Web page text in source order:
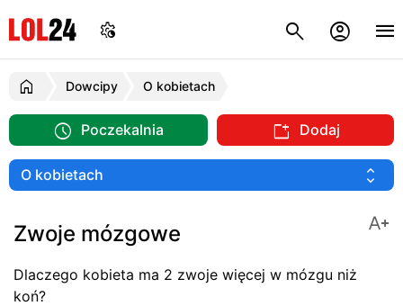
Dowcipy O kobietach
Poczekalnia Dodaj
Zwoje mózgowe
Dlaczego kobieta ma 2 zwoje więcej w mózgu niż
koń?